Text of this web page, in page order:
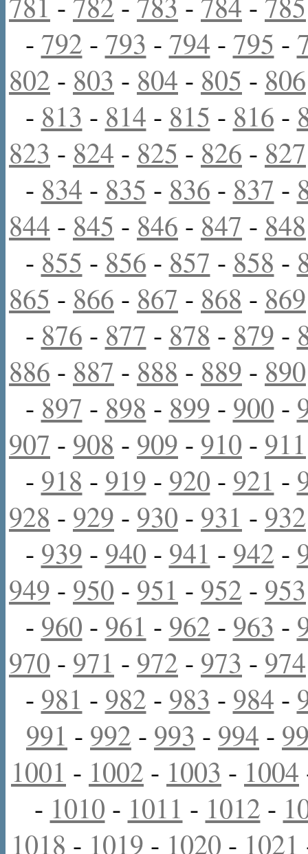
- 792 - 793 - 794 - 795 -
802 - 803 - 804 - 805 - 806
- 813 - 814 - 815 - 816 -
823 - 824 - 825 - 826 - 827
- 834 - 835 - 836 - 837 -
844 - 845 - 846 - 847 - 848
- 855 - 856 - 857 - 858 -
865 - 866 - 867 - 868 - 869
- 876 - 877 - 878 - 879 -
886 - 887 - 888 - 889 - 890
- 897 - 898 - 899 - 900 -
907 - 908 - 909 - 910 - 911
- 918 - 919 - 920 - 921 -
928 - 929 - 930 - 931 - 932
- 939 - 940 - 941 - 942 -
949 - 950 - 951 - 952 - 953
- 960 - 961 - 962 - 963 -
970 - 971 - 972 - 973 - 974
- 981 - 982 - 983 - 984 -
991 - 992 - 993 - 994 -
1001 - 1002 - 1003 - 1004
- 1010 - 1011 - 1012 -
1018 - 1019 - 1020 - 1021